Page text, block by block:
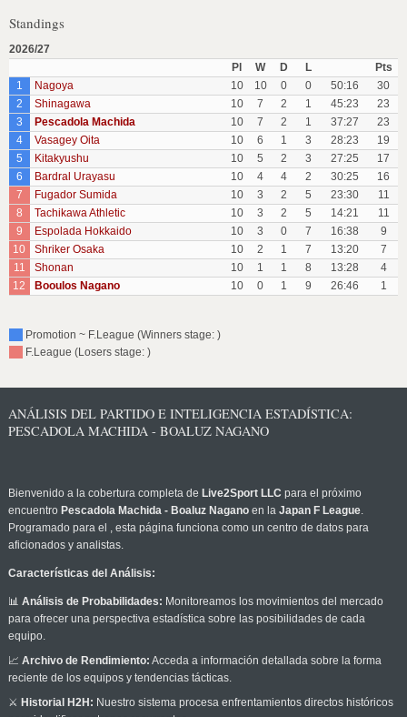
Standings
2026/27
Pl
W D L
Pts
1
Nagoya 10 10 0 0 50:16
30
2
Shinagawa 10 7 2 1 45:23
23
3
Pescadola Machida 10 7 2 1 37:27
23
4
Vasagey Oita 10 6 1 3 28:23
19
5
Kitakyushu 10 5 2 3 27:25
17
6
Bardral Urayasu 10 4 4 2 30:25
16
7
Fugador Sumida 10 3 2 5 23:30
11
8
Tachikawa Athletic 10 3 2 5 14:21
11
9
Espolada Hokkaido 10 3 0 7 16:38
9
10
Shriker Osaka 10 2 1 7 13:20
7
11
Shonan 10 1 1 8 13:28
4
12
Booulos Nagano 10 0 1 9 26:46 1
Promotion ~ F.League (Winners stage: )
F.League (Losers stage: )
ANÁLISIS DEL PARTIDO E INTELIGENCIA ESTADÍSTICA:
PESCADOLA MACHIDA - BOALUZ NAGANO
Bienvenido a la cobertura completa de Live2Sport LLC para el próximo
encuentro Pescadola Machida - Boaluz Naganoen la Japan F League.
Programado para el , esta página funciona como un centro de datos para
aficionados y analistas.
Características del Análisis:
📊 Análisis de Probabilidades: Monitoreamos los movimientos del mercado
para ofrecer una perspectiva estadística sobre las posibilidades de cada
equipo.
📈 Archivo de Rendimiento: Acceda a información detallada sobre la forma
reciente de los equipos y tendencias tácticas.
⚔️ Historial H2H: Nuestro sistema procesa enfrentamientos directos históricos